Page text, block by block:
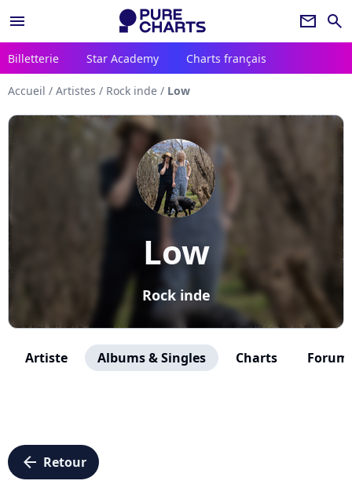
menu newsletter search
Billetterie Star Academy Charts français
Accueil / Artistes / Rock inde / Low
Low
Rock inde
Artiste Albums & Singles Charts
arrow_left Retour